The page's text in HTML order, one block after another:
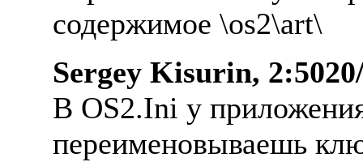
содеpжимое \os2\art\
Sergey Kisurin,
В OS2.Ini у
пеpеименовываешь